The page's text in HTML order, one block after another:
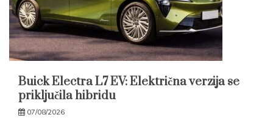
Buick Electra L7 EV: Električna verzija se
priključila hibridu
07/08/2026